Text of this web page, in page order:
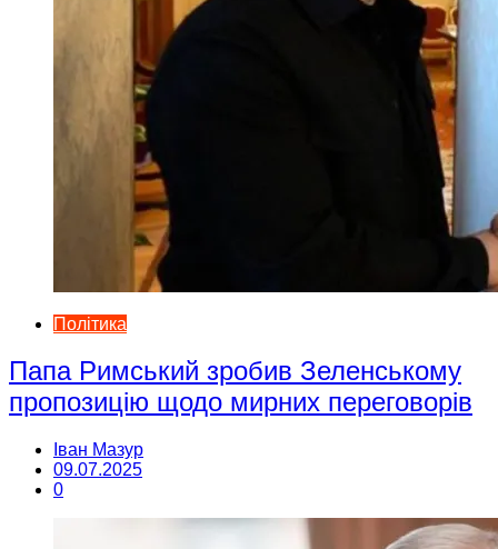
Політика
Папа Римський зробив Зеленському
пропозицію щодо мирних переговорів
Іван Мазур
09.07.2025
0